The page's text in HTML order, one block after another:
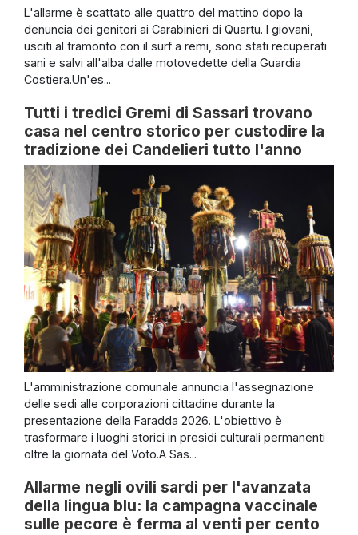
L'allarme è scattato alle quattro del mattino dopo la
denuncia dei genitori ai Carabinieri di Quartu. I giovani,
usciti al tramonto con il surf a remi, sono stati recuperati
sani e salvi all'alba dalle motovedette della Guardia
Costiera.Un'es...
Tutti i tredici Gremi di Sassari trovano
casa nel centro storico per custodire la
tradizione dei Candelieri tutto l'anno
L'amministrazione comunale annuncia l'assegnazione
delle sedi alle corporazioni cittadine durante la
presentazione della Faradda 2026. L'obiettivo è
trasformare i luoghi storici in presidi culturali permanenti
oltre la giornata del Voto.A Sas...
Allarme negli ovili sardi per l'avanzata
della lingua blu: la campagna vaccinale
sulle pecore è ferma al venti per cento